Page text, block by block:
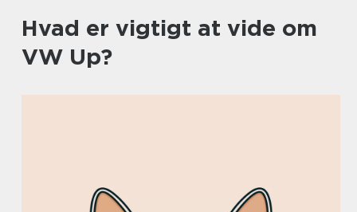
Hvad er vigtigt at vide om
VW Up?